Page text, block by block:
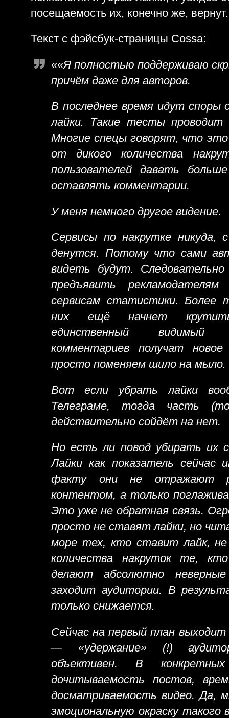
посещаемость их, конечно же, вернут.
Текст с фэйсбук-страницы Cossa:
««Я полностью поддерживаю
причём даже для авторов.
В последнее время идут споры
лайки. Такие тесты
Многие спецы говорят, что
от дикого количества
пользователей давать
оставлять комментарии.
У меня немного другое видение.
Сервисы по накрутке никуда,
денутся. Потому что сами
видеть будут.
предъявить
сервисам статистики. Более
них ещё начнет
единственный видимый
комментариев получат
просто поменяем шило на мыло.
Вот если убрать лайки
Телеграме, тогда часть
действительно сойдёт на нет.
Но есть ли повод убирать их
Лайки как показатель
факту они не отражают
контентом, а только
Это уже не обратная связь.
просто не ставят лайки, но
море тех, кто ставит лайк, не
количества накруток те,
делают абсолютно
заходит аудитории. В
только снижается.
Сейчас на первый план
— «удержание» (!)
объективен. В
дочитываемость постов,
досматриваемость видео. Да,
эмоциональную окраску такого